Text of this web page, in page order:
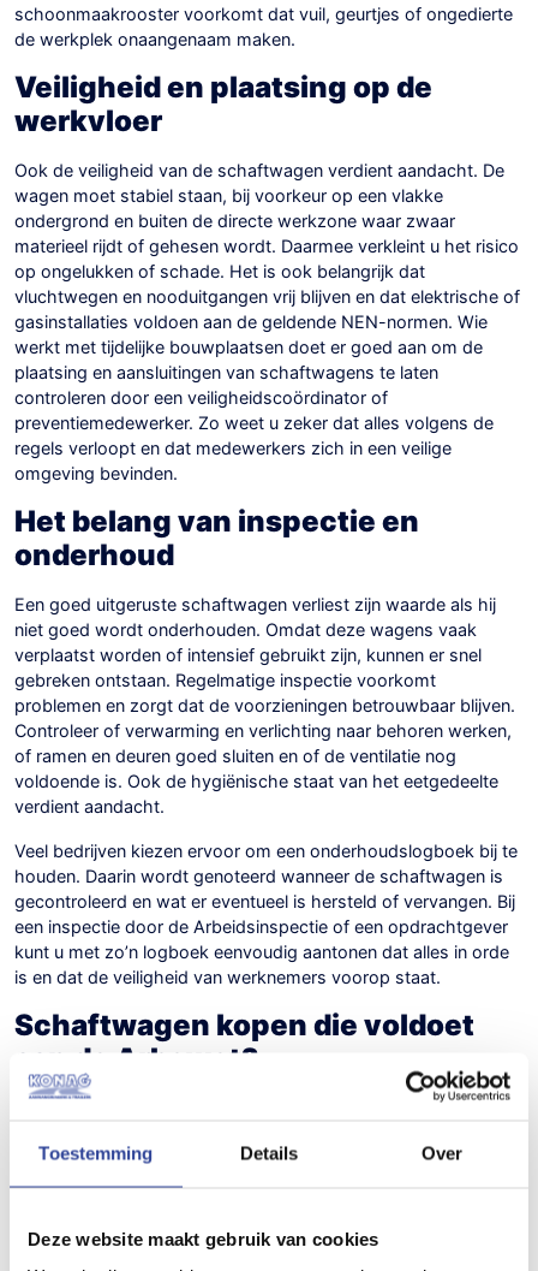
Toestemming Details Over
Deze website maakt gebruik van cookies
schoonmaakrooster voorkomt dat vuil, geurtjes of ongedierte
de werkplek onaangenaam maken.
Veiligheid en plaatsing op de
werkvloer
Ook de veiligheid van de schaftwagen verdient aandacht. De
wagen moet stabiel staan, bij voorkeur op een vlakke
ondergrond en buiten de directe werkzone waar zwaar
materieel rijdt of gehesen wordt. Daarmee verkleint u het risico
op ongelukken of schade. Het is ook belangrijk dat
vluchtwegen en nooduitgangen vrij blijven en dat elektrische of
gasinstallaties voldoen aan de geldende NEN-normen. Wie
werkt met tijdelijke bouwplaatsen doet er goed aan om de
plaatsing en aansluitingen van schaftwagens te laten
controleren door een veiligheidscoördinator of
preventiemedewerker. Zo weet u zeker dat alles volgens de
regels verloopt en dat medewerkers zich in een veilige
omgeving bevinden.
Het belang van inspectie en
onderhoud
Een goed uitgeruste schaftwagen verliest zijn waarde als hij
niet goed wordt onderhouden. Omdat deze wagens vaak
verplaatst worden of intensief gebruikt zijn, kunnen er snel
gebreken ontstaan. Regelmatige inspectie voorkomt
problemen en zorgt dat de voorzieningen betrouwbaar blijven.
Controleer of verwarming en verlichting naar behoren werken,
of ramen en deuren goed sluiten en of de ventilatie nog
voldoende is. Ook de hygiënische staat van het eetgedeelte
verdient aandacht.
Veel bedrijven kiezen ervoor om een onderhoudslogboek bij te
houden. Daarin wordt genoteerd wanneer de schaftwagen is
gecontroleerd en wat er eventueel is hersteld of vervangen. Bij
een inspectie door de Arbeidsinspectie of een opdrachtgever
kunt u met zo’n logboek eenvoudig aantonen dat alles in orde
is en dat de veiligheid van werknemers voorop staat.
Schaftwagen kopen die voldoet
aan de Arbowet?
die voldoet aan de eisen van de
Ook beschikken we bij
Konagover
andereaanhangwagentypes
showterrein in Nagele, Flevoland.